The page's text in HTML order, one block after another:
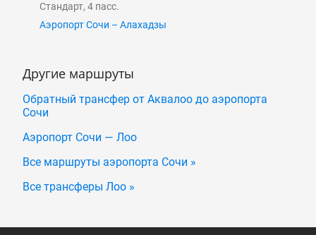
Стандарт, 4 пасс.
Аэропорт Сочи – Алахадзы
Другие маршруты
Обратный трансфер от Аквалоо до аэропорта
Сочи
Аэропорт Сочи — Лоо
Все маршруты аэропорта Сочи »
Все трансферы Лоо »